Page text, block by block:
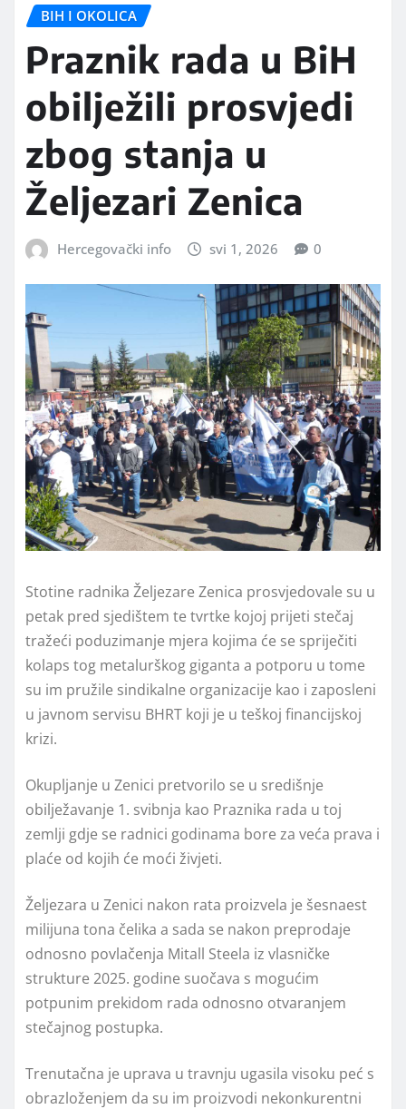
BIH I OKOLICA
Praznik rada u BiH
obilježili prosvjedi
zbog stanja u
Željezari Zenica
Hercegovački info svi 1, 2026 0
Stotine radnika Željezare Zenica prosvjedovale su u
petak pred sjedištem te tvrtke kojoj prijeti stečaj
tražeći poduzimanje mjera kojima će se spriječiti
kolaps tog metalurškog giganta a potporu u tome
su im pružile sindikalne organizacije kao i zaposleni
u javnom servisu BHRT koji je u teškoj financijskoj
krizi.
Okupljanje u Zenici pretvorilo se u središnje
obilježavanje 1. svibnja kao Praznika rada u toj
zemlji gdje se radnici godinama bore za veća prava i
plaće od kojih će moći živjeti.
Željezara u Zenici nakon rata proizvela je šesnaest
milijuna tona čelika a sada se nakon preprodaje
odnosno povlačenja Mitall Steela iz vlasničke
strukture 2025. godine suočava s mogućim
potpunim prekidom rada odnosno otvaranjem
stečajnog postupka.
Trenutačna je uprava u travnju ugasila visoku peć s
obrazloženjem da su im proizvodi nekonkurentni